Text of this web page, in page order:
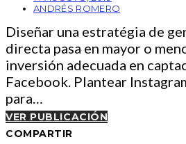
ANDRÉS ROMERO
Diseñar una estratégia de
directa pasa en mayor o
inversión adecuada en
Facebook. Plantear
para…
VER PUBLICACIÓN
COMPARTIR